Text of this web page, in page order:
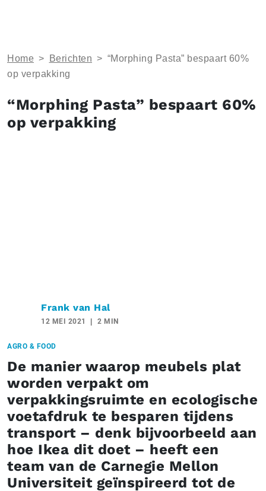
Home > Berichten > “Morphing Pasta” bespaart 60%
op verpakking
“Morphing Pasta” bespaart 60%
op verpakking
Frank van Hal
12 MEI 2021 2 MIN
AGRO & FOOD
De manier waarop meubels plat
worden verpakt om
verpakkingsruimte en ecologische
voetafdruk te besparen tijdens
transport – denk bijvoorbeeld aan
hoe Ikea dit doet – heeft een
team van de Carnegie Mellon
Universiteit geïnspireerd tot de